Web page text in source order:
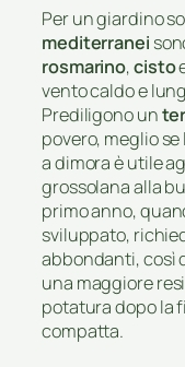
Per un giardino
mediterranei
rosmarino,cisto
vento caldo e
Prediligono un
povero, meglio
a dimora è utile
grossolana alla
primo anno,
sviluppato,
abbondanti, così
una maggiore
potatura dopo la
compatta.